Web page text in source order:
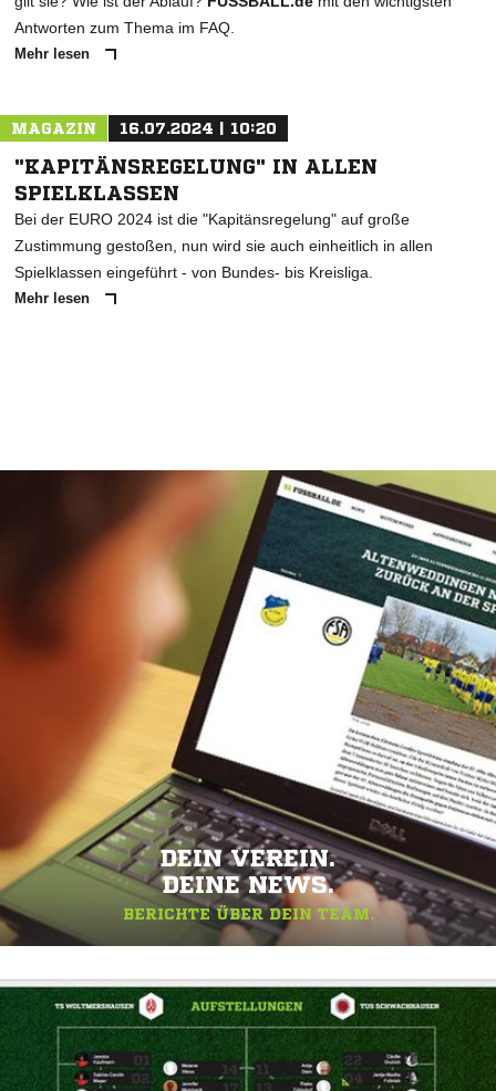
Antworten zum Thema im FAQ.
Mehr lesen
MAGAZIN 16.07.2024 | 10:20
"KAPITÄNSREGELUNG" IN ALLEN
SPIELKLASSEN
Bei der EURO 2024 ist die "Kapitänsregelung" auf große
Zustimmung gestoßen, nun wird sie auch einheitlich in allen
Spielklassen eingeführt - von Bundes- bis Kreisliga.
Mehr lesen
DEIN VEREIN.
DEINE NEWS.
BERICHTE ÜBER DEIN TEAM.